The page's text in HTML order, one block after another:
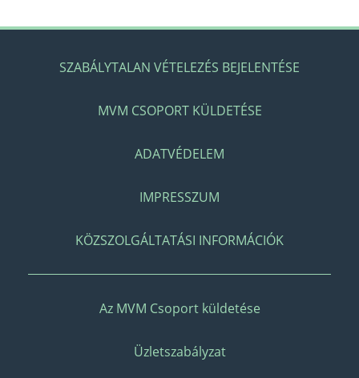
SZABÁLYTALAN VÉTELEZÉS BEJELENTÉSE
MVM CSOPORT KÜLDETÉSE
ADATVÉDELEM
IMPRESSZUM
KÖZSZOLGÁLTATÁSI INFORMÁCIÓK
Az MVM Csoport küldetése
Üzletszabályzat